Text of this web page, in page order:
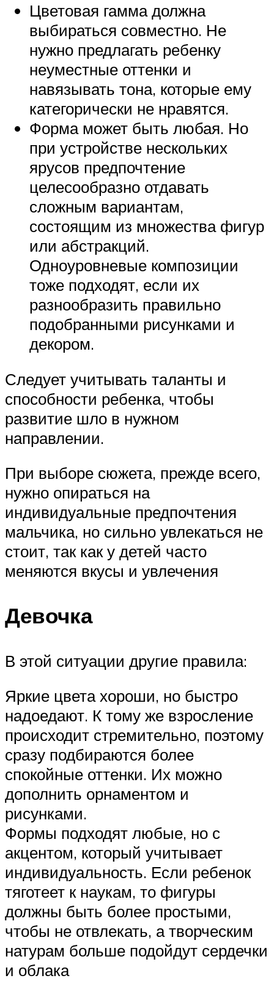
Цветовая гамма должна
выбираться совместно. Не
нужно предлагать ребенку
неуместные оттенки и
навязывать тона, которые ему
категорически не нравятся.
Форма может быть любая. Но
при устройстве нескольких
ярусов предпочтение
целесообразно отдавать
сложным вариантам,
состоящим из множества фигур
или абстракций.
Одноуровневые композиции
тоже подходят, если их
разнообразить правильно
подобранными рисунками и
декором.
Следует учитывать таланты и
способности ребенка, чтобы
развитие шло в нужном
направлении.
При выборе сюжета, прежде всего,
нужно опираться на
индивидуальные предпочтения
мальчика, но сильно увлекаться не
стоит, так как у детей часто
меняются вкусы и увлечения
Девочка
В этой ситуации другие правила:
Яркие цвета хороши, но быстро
надоедают. К тому же взросление
происходит стремительно, поэтому
сразу подбираются более
спокойные оттенки. Их можно
дополнить орнаментом и
рисунками.
Формы подходят любые, но с
акцентом, который учитывает
индивидуальность. Если ребенок
тяготеет к наукам, то фигуры
должны быть более простыми,
чтобы не отвлекать, а творческим
натурам больше подойдут сердечки
и облака